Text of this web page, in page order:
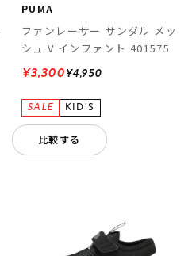
PUMA
ファンレーサー サンダル メッ
シュ V インファント 401575
¥4,950
¥3,300
比較する